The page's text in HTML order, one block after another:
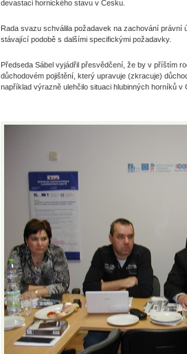
devastaci hornického stavu v Česku.
Rada svazu schválila požadavek na zachování právní
stávající podobě s dalšími specifickými požadavky.
Předseda Sábel vyjádřil přesvědčení, že by v příštím
důchodovém pojištění, který upravuje (zkracuje)
například výrazně ulehčilo situaci hlubinných horníků v
Zemní plyn